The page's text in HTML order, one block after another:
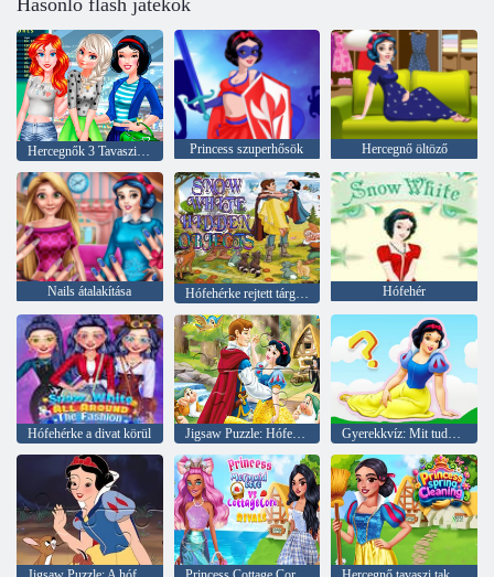
Hasonló flash játékok
Hercegnők 3 Tavaszi Fesztivál Princess szuperhősök Hercegnő öltöző
Nails átalakítása Hófehérke rejtett tárgyakat Hófehér
Hófehérke a divat körül Jigsaw Puzzle: Hófehérke táncol Gyerekkvíz: Mit tudsz a hófehérkéről?